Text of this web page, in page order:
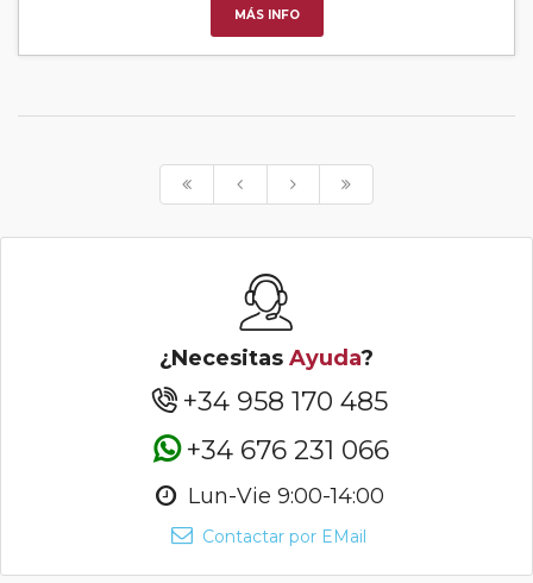
MÁS INFO
¿Necesitas Ayuda?
+34 958 170 485
+34 676 231 066
Lun-Vie 9:00-14:00
Contactar por EMail